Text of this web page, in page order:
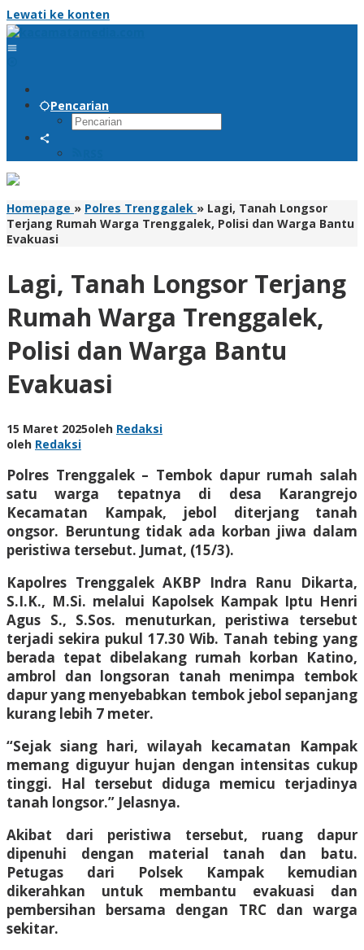
Lewati ke konten
Pencarian
Homepage » Polres Trenggalek » Lagi, Tanah Longsor
Terjang Rumah Warga Trenggalek, Polisi dan Warga Bantu
Evakuasi
Lagi, Tanah Longsor Terjang
Rumah Warga Trenggalek,
Polisi dan Warga Bantu
Evakuasi
15 Maret 2025oleh Redaksi
oleh Redaksi
Polres Trenggalek – Tembok dapur rumah salah
satu warga tepatnya di desa Karangrejo
Kecamatan Kampak, jebol diterjang tanah
ongsor. Beruntung tidak ada korban jiwa dalam
peristiwa tersebut. Jumat, (15/3).
Kapolres Trenggalek AKBP Indra Ranu Dikarta,
S.I.K., M.Si. melalui Kapolsek Kampak Iptu Henri
Agus S., S.Sos. menuturkan, peristiwa tersebut
terjadi sekira pukul 17.30 Wib. Tanah tebing yang
berada tepat dibelakang rumah korban Katino,
ambrol dan longsoran tanah menimpa tembok
dapur yang menyebabkan tembok jebol sepanjang
kurang lebih 7 meter.
“Sejak siang hari, wilayah kecamatan Kampak
memang diguyur hujan dengan intensitas cukup
tinggi. Hal tersebut diduga memicu terjadinya
tanah longsor.” Jelasnya.
Akibat dari peristiwa tersebut, ruang dapur
dipenuhi dengan material tanah dan batu.
Petugas dari Polsek Kampak kemudian
dikerahkan untuk membantu evakuasi dan
pembersihan bersama dengan TRC dan warga
sekitar.